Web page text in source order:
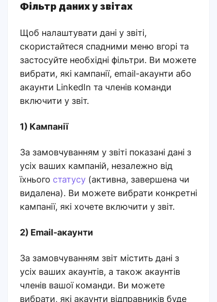
Фільтр даних у звітах
Щоб налаштувати дані у звіті,
скористайтеся спадними меню вгорі та
застосуйте необхідні фільтри. Ви можете
вибрати, які кампанії, email-акаунти або
акаунти LinkedIn та членів команди
включити у звіт.
1) Кампанії
За замовчуванням у звіті показані дані з
усіх ваших кампаній, незалежно від
їхнього статусу (активна, завершена чи
видалена). Ви можете вибрати конкретні
кампанії, які хочете включити у звіт.
2) Email-акаунти
За замовчуванням звіт містить дані з
усіх ваших акаунтів, а також акаунтів
членів вашої команди. Ви можете
вибрати, які акаунти відправників буде